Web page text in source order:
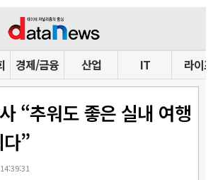
경제/금융 산업 IT 라이프
“추워도 좋은 실내 여행
”